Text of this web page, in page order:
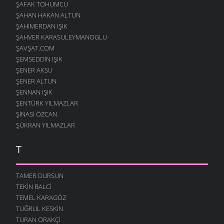
10 AĞUSTOS 2007
ARARIM SENI
7 AĞUSTOS 2007
YANARIM
7 AĞUSTOS 2007
SANA KALMIŞ
2 AĞUSTOS 2007
MEFTUNUM BEN
28 TEMMUZ 2007
HIÇ
ÇIKACAKTIK YA
DUY SESIMI KARADENIZ
17 TEMMUZ 2007
ALDANMA SAKIN
6 TEMMUZ 2007
ŞAFAK TOHUMCU
ŞAHAN HAKAN ALTUN
ŞAHIMERDAN IŞIK
ŞAHVER KARASULEYMANOGLU
ŞAVŞAT.COM
ŞEMSEDDIN IŞIK
ŞENER AKSU
ŞENER ALTUN
ŞENNAN IŞIK
ŞENTÜRK YILMAZLAR
ŞINASI ÖZCAN
ŞÜKRAN YILMAZLAR
T
TAMER DURSUN
TEKIN BALCI
TEMEL KARAGÖZ
TUĞRUL KESKIN
TURAN ORAKÇI